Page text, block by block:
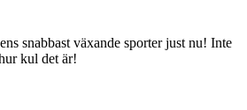
snabbast växande sporter just nu! Inte
kul det är!